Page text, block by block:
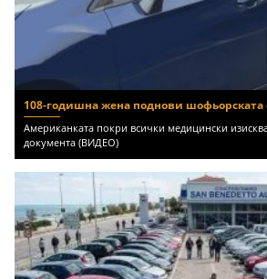
108-годишна жена поднови
Американката покри всички медицински
документа (ВИДЕО)